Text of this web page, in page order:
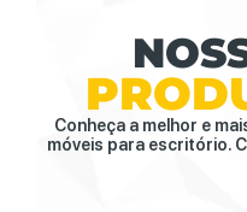
Conheça a melhor e
móveis para escritório.